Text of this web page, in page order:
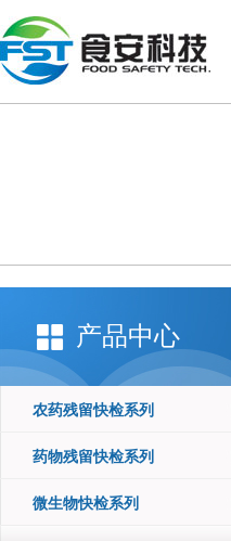
产品中心
农药残留快检系列
药物残留快检系列
微生物快检系列